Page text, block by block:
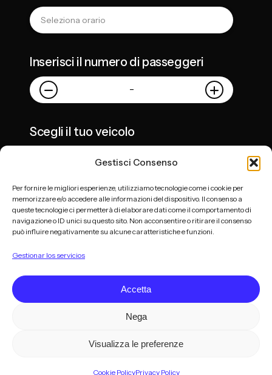
Gestisci Consenso
Per fornire le migliori esperienze, utilizziamo tecnologie come i cookie per
memorizzare e/o accedere alle informazioni del dispositivo. Il consenso a
queste tecnologie ci permetterà di elaborare dati come il comportamento di
navigazione o ID unici su questo sito. Non acconsentire o ritirare il consenso
può influire negativamente su alcune caratteristiche e funzioni.
Gestionar los servicios
Accetta
Nega
Visualizza le preferenze
Cookie PolicyPrivacy Policy
Inserisci il numero di passeggeri
-
Scegli il tuo veicolo
PROSEGUI
Sede Legale: Via Cavalier Pollone 19, 27039 Sannazzaro de’Burgondi (PV)
P.IVA e C.F.: 03036230187 | REA: PV - 340466
milanolimousineservice@pec.it
© 2026 Milano Limousine Service - Consorzio NCC. Tutti i diritti riservati.